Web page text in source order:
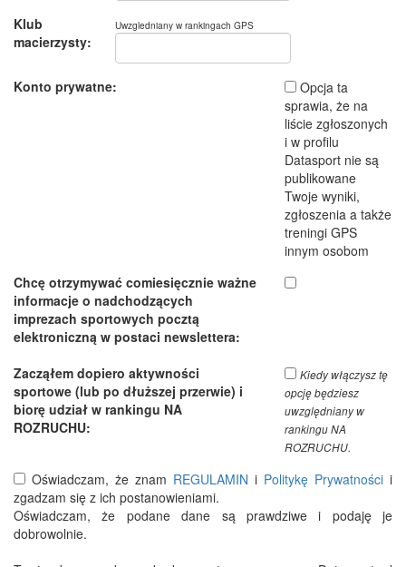
Klub
macierzysty:
Uwzgledniany w rankingach GPS
Konto prywatne:
Opcja ta
sprawia, że na
liście zgłoszonych
i w profilu
Datasport nie są
publikowane
Twoje wyniki,
zgłoszenia a także
treningi GPS
innym osobom
Chcę otrzymywać comiesięcznie ważne
informacje o nadchodzących
imprezach sportowych pocztą
elektroniczną w postaci newslettera:
Zacząłem dopiero aktywności
sportowe (lub po dłuższej przerwie) i
biorę udział w rankingu NA
ROZRUCHU:
Kiedy włączysz tę
opcję będziesz
uwzględniany w
rankingu NA
ROZRUCHU.
Oświadczam, że znam REGULAMIN i Politykę Prywatności i
zgadzam się z ich postanowieniami.
Oświadczam, że podane dane są prawdziwe i podaję je
dobrowolnie.